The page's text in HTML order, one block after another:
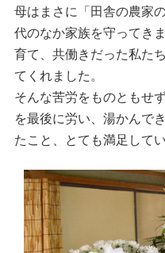
母はまさに「田舎の農家
代のなか家族を守ってき
育て、共働きだった私た
てくれました。
そんな苦労をものともせ
を最後に労い、湯かんで
たこと、とても満足してい